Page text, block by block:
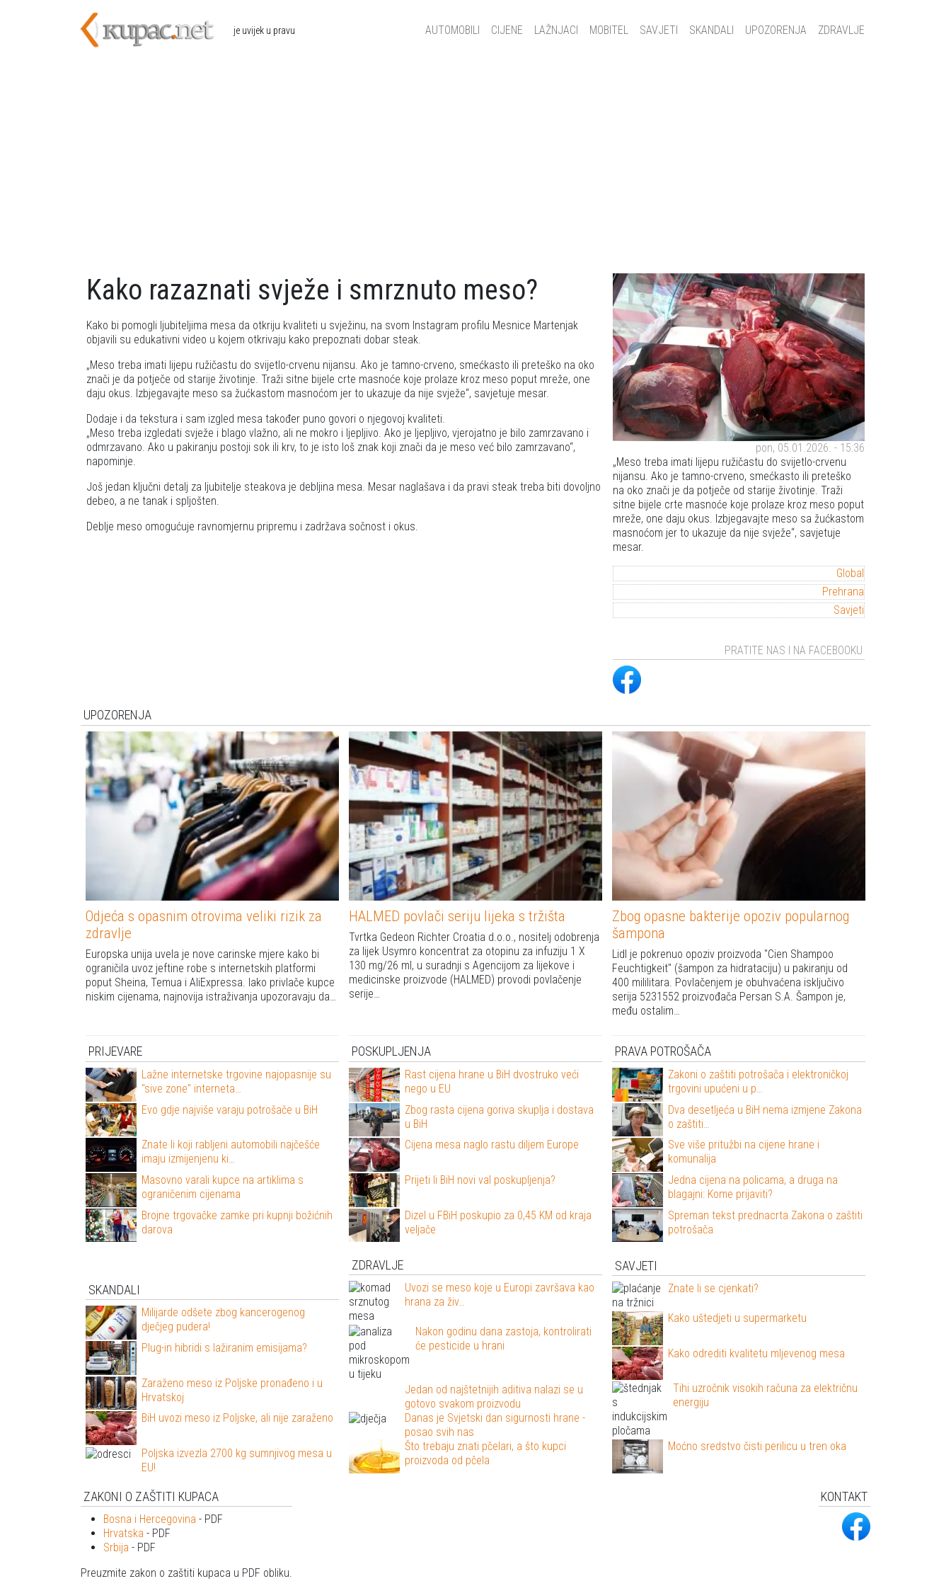
je uvijek u pravu Main navigation
AUTOMOBILI CIJENE LAŽNJACI MOBITEL SAVJETI SKANDALI UPOZORENJA ZDRAVLJE
Kako razaznati svježe i smrznuto meso?
Kako bi pomogli ljubiteljima mesa da otkriju kvaliteti u svježinu, na svom Instagram profilu Mesnice Martenjak
objavili su edukativni video u kojem otkrivaju kako prepoznati dobar steak.
Meso treba imati lijepu ružičastu do svijetlo-crvenu nijansu. Ako je tamno-crveno, smećkasto ili preteško na oko
znači je da potječe od starije životinje. Traži sitne bijele crte masnoće koje prolaze kroz meso poput mreže, one
daju okus. Izbjegavajte meso sa žućkastom masnoćom jer to ukazuje da nije svježe , savjetuje mesar.
Dodaje i da tekstura i sam izgled mesa također puno govori o njegovoj kvaliteti.
Meso treba izgledati svježe i blago vlažno, ali ne mokro i ljepljivo. Ako je ljepljivo, vjerojatno je bilo zamrzavano i
odmrzavano. Ako u pakiranju postoji sok ili krv, to je isto loš znak koji znači da je meso već bilo zamrzavano ,
napominje.
Još jedan ključni detalj za ljubitelje steakova je debljina mesa. Mesar naglašava i da pravi steak treba biti dovoljno
debeo, a ne tanak i spljošten.
Deblje meso omogućuje ravnomjernu pripremu i zadržava sočnost i okus.
pon, 05.01.2026. - 15:36
Meso treba imati lijepu ružičastu do svijetlo-crvenu
nijansu. Ako je tamno-crveno, smećkasto ili preteško
na oko znači je da potječe od starije životinje. Traži
sitne bijele crte masnoće koje prolaze kroz meso poput
mreže, one daju okus. Izbjegavajte meso sa žućkastom
masnoćom jer to ukazuje da nije svježe , savjetuje
mesar.
Global
Prehrana
Savjeti
PRATITE NAS I NA FACEBOOKU
UPOZORENJA
Odjeća s opasnim otrovima veliki rizik za
zdravlje
Europska unija uvela je nove carinske mjere kako bi
ograničila uvoz jeftine robe s internetskih platformi
poput Sheina, Temua i AliExpressa. Iako privlače kupce
niskim cijenama, najnovija istraživanja upozoravaju da…
HALMED povlači seriju lijeka s tržišta
Tvrtka Gedeon Richter Croatia d.o.o., nositelj odobrenja
za lijek Usymro koncentrat za otopinu za infuziju 1 X
130 mg/26 ml, u suradnji s Agencijom za lijekove i
medicinske proizvode (HALMED) provodi povlačenje
serije…
Zbog opasne bakterije opoziv popularnog
šampona
Lidl je pokrenuo opoziv proizvoda "Cien Shampoo
Feuchtigkeit" (šampon za hidrataciju) u pakiranju od
400 mililitara. Povlačenjem je obuhvaćena isključivo
serija 5231552 proizvođača Persan S.A. Šampon je,
među ostalim…
PRIJEVARE
Lažne internetske trgovine najopasnije su
"sive zone" interneta…
Evo gdje najviše varaju potrošače u BiH
Znate li koji rabljeni automobili najčešće
imaju izmijenjenu ki…
Masovno varali kupce na artiklima s
ograničenim cijenama
Brojne trgovačke zamke pri kupnji božićnih
darova
POSKUPLJENJA
Rast cijena hrane u BiH dvostruko veći
nego u EU
Zbog rasta cijena goriva skuplja i dostava
u BiH
Cijena mesa naglo rastu diljem Europe
Prijeti li BiH novi val poskupljenja?
Dizel u FBiH poskupio za 0,45 KM od kraja
veljače
PRAVA POTROŠAČA
Zakoni o zaštiti potrošača i elektroničkoj
trgovini upućeni u p…
Dva desetljeća u BiH nema izmjene Zakona
o zaštiti…
Sve više pritužbi na cijene hrane i
komunalija
Jedna cijena na policama, a druga na
blagajni: Kome prijaviti?
Spreman tekst prednacrta Zakona o zaštiti
potrošača
SKANDALI
Milijarde odšete zbog kancerogenog
dječjeg pudera!
Plug-in hibridi s lažiranim emisijama?
Zaraženo meso iz Poljske pronađeno i u
Hrvatskoj
BiH uvozi meso iz Poljske, ali nije zaraženo
Poljska izvezla 2700 kg sumnjivog mesa u
EU!
ZDRAVLJE
Uvozi se meso koje u Europi završava kao
hrana za živ…
Nakon godinu dana zastoja, kontrolirati
će pesticide u hrani
Jedan od najštetnijih aditiva nalazi se u
gotovo svakom proizvodu
Danas je Svjetski dan sigurnosti hrane -
posao svih nas
Što trebaju znati pčelari, a što kupci
proizvoda od pčela
SAVJETI
Znate li se cjenkati?
Kako uštedjeti u supermarketu
Kako odrediti kvalitetu mljevenog mesa
Tihi uzročnik visokih računa za električnu
energiju
Moćno sredstvo čisti perilicu u tren oka
KONTAKT
ZAKONI O ZAŠTITI KUPACA
Bosna i Hercegovina - PDF
Hrvatska - PDF
Srbija - PDF
Preuzmite zakon o zaštiti kupaca u PDF obliku.